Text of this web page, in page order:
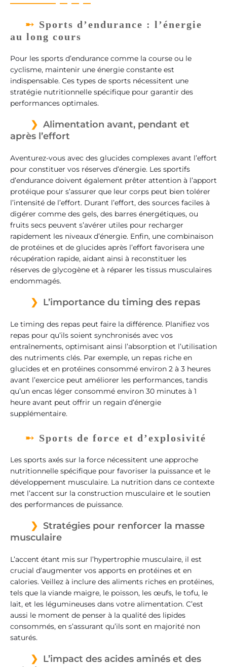
Sports d’endurance : l’énergie
au long cours
Pour les sports d’endurance comme la course ou le
cyclisme, maintenir une énergie constante est
indispensable. Ces types de sports nécessitent une
stratégie nutritionnelle spécifique pour garantir des
performances optimales.
Alimentation avant, pendant et
après l’effort
Aventurez-vous avec des glucides complexes avant l’effort
pour constituer vos réserves d’énergie. Les sportifs
d’endurance doivent également prêter attention à l’apport
protéique pour s’assurer que leur corps peut bien tolérer
l’intensité de l’effort. Durant l’effort, des sources faciles à
digérer comme des gels, des barres énergétiques, ou
fruits secs peuvent s’avérer utiles pour recharger
rapidement les niveaux d’énergie. Enfin, une combinaison
de protéines et de glucides après l’effort favorisera une
récupération rapide, aidant ainsi à reconstituer les
réserves de glycogène et à réparer les tissus musculaires
endommagés.
L’importance du timing des repas
Le timing des repas peut faire la différence. Planifiez vos
repas pour qu’ils soient synchronisés avec vos
entraînements, optimisant ainsi l’absorption et l’utilisation
des nutriments clés. Par exemple, un repas riche en
glucides et en protéines consommé environ 2 à 3 heures
avant l’exercice peut améliorer les performances, tandis
qu’un encas léger consommé environ 30 minutes à 1
heure avant peut offrir un regain d’énergie
supplémentaire.
Sports de force et d’explosivité
Les sports axés sur la force nécessitent une approche
nutritionnelle spécifique pour favoriser la puissance et le
développement musculaire. La nutrition dans ce contexte
met l’accent sur la construction musculaire et le soutien
des performances de puissance.
Stratégies pour renforcer la masse
musculaire
L’accent étant mis sur l’hypertrophie musculaire, il est
crucial d’augmenter vos apports en protéines et en
calories. Veillez à inclure des aliments riches en protéines,
tels que la viande maigre, le poisson, les œufs, le tofu, le
lait, et les légumineuses dans votre alimentation. C’est
aussi le moment de penser à la qualité des lipides
consommés, en s’assurant qu’ils sont en majorité non
saturés.
L’impact des acides aminés et des